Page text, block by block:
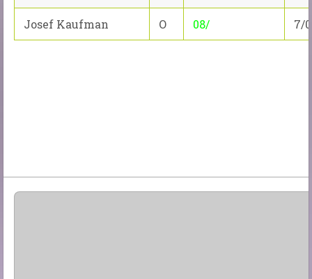
Josef Kaufman O 08/ 7/